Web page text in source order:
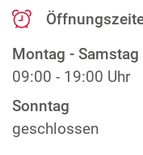
Montag - Samstag
09:00 - 19:00 Uhr
Sonntag
geschlossen